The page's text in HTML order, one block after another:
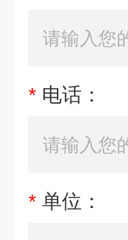
* 电话：
* 单位：